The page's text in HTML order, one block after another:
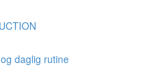
daglig rutine